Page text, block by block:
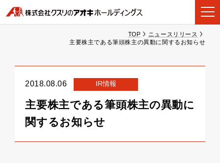
TOP
ニュースリリース
主要株主である筆頭株主の異動に関するお知らせ
2018.08.06 IR情報
主要株主である筆頭株主の異動に
関するお知らせ